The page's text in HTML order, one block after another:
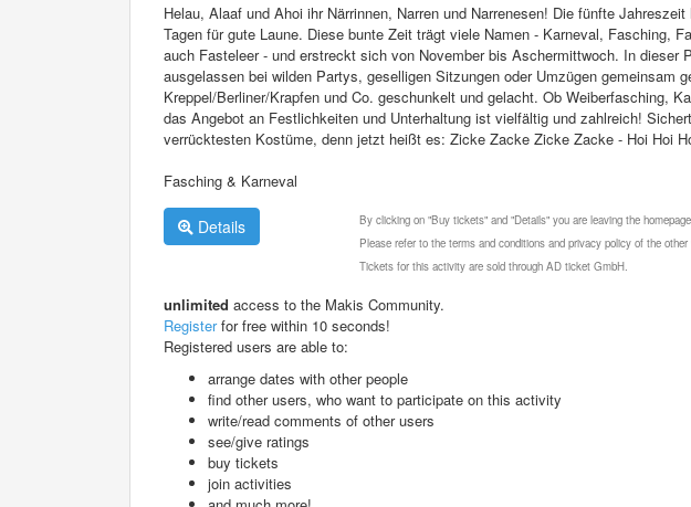
Helau, Alaaf und Ahoi ihr Närrinnen, Narren und Narrenesen! Die fünfte
Tagen für gute Laune. Diese bunte Zeit trägt viele Namen - Karneval, Fasching,
auch Fasteleer - und erstreckt sich von November bis Aschermittwoch. In dieser
ausgelassen bei wilden Partys, geselligen Sitzungen oder Umzügen gemeinsam
Kreppel/Berliner/Krapfen und Co. geschunkelt und gelacht. Ob Weiberfasching,
das Angebot an Festlichkeiten und Unterhaltung ist vielfältig und zahlreich!
verrücktesten Kostüme, denn jetzt heißt es: Zicke Zacke Zicke Zacke - Hoi Hoi
Fasching & Karneval
Details
By clicking on "Buy tickets" and "Details" you are leaving the
Please refer to the terms and conditions and privacy policy of the other
Tickets for this activity are sold through AD ticket GmbH.
unlimited access to the Makis Community.
Registerfor free within 10 seconds!
Registered users are able to:
arrange dates with other people
find other users, who want to participate on this activity
write/read comments of other users
see/give ratings
buy tickets
join activities